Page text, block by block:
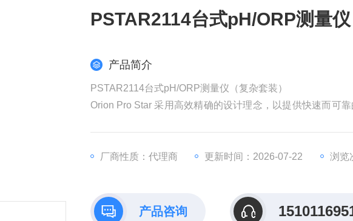
PSTAR2114台式pH/ORP测量仪
产品简介
PSTAR2114台式pH/ORP测量仪（复杂套装）
Orion Pro Star 采用高效精确的设计理念，以提供快速而可
厂商性质：代理商
更新时间：2026-07-22 浏览
产品咨询